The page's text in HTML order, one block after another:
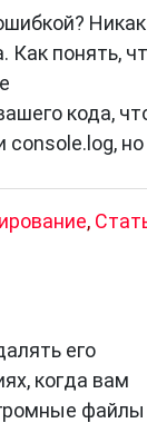
Как понять,
кода,
console.log, но
,
его
когда вам
файлы